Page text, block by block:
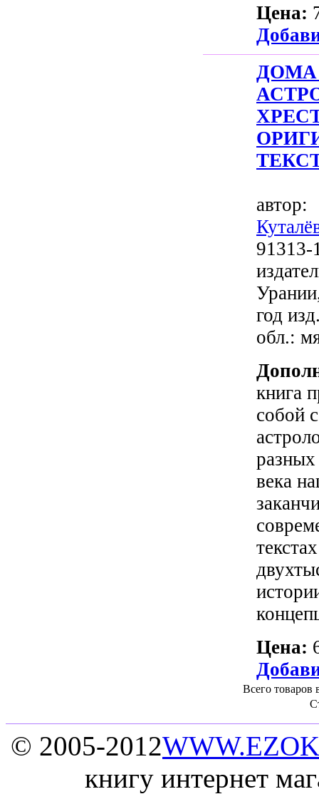
Цена:
91313-
год
обл.:
книга
собой
разных
века
Цена:
Всего товаров
© 2005-2012
книгу интернет